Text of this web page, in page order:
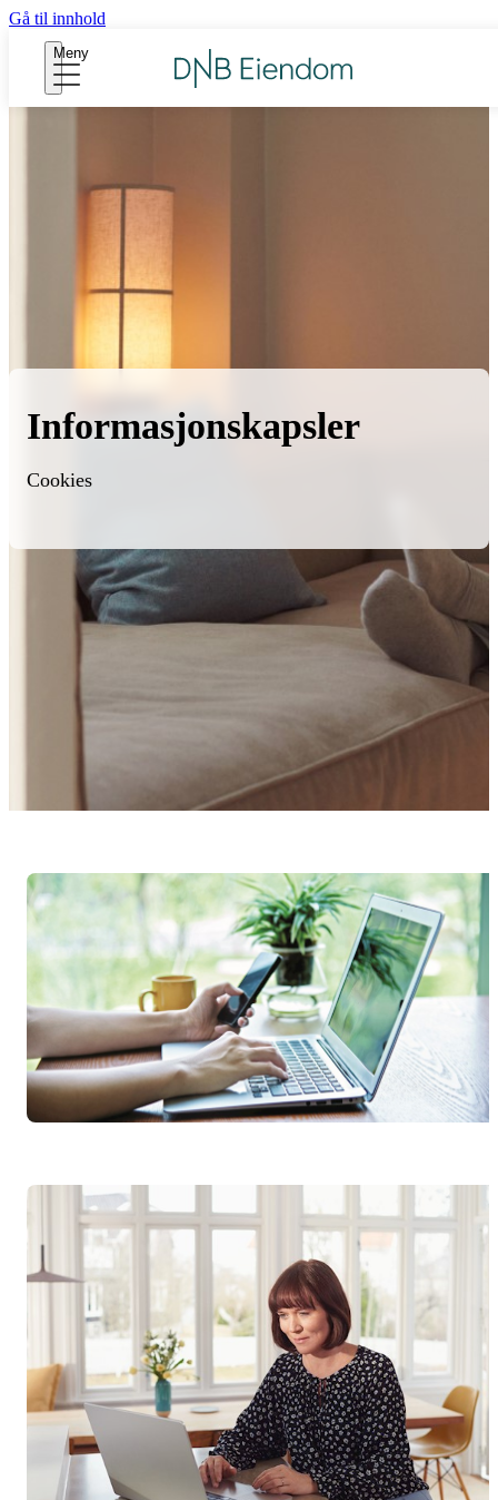
Gå til innhold
Meny
Informasjonskapsler
Cookies